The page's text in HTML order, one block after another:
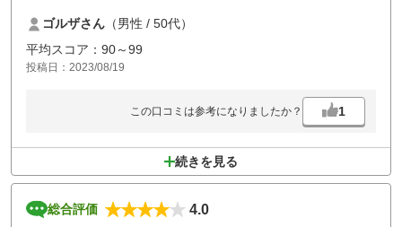
欲しかった。不満は人生の無駄なので最低限にしているが、マスター室
のスタッフもラウンド終了後に来た方は感じが良かったですがハーフの
後に進行を早めに来た方の対応には不満だった。好きなゴルフ場なので
残念です。
ゴルザさん （男性 / 50代）
平均スコア：90～99
投稿日：2023/08/19
この口コミは参考になりましたか？ 1
続きを見る
総合評価
4.0